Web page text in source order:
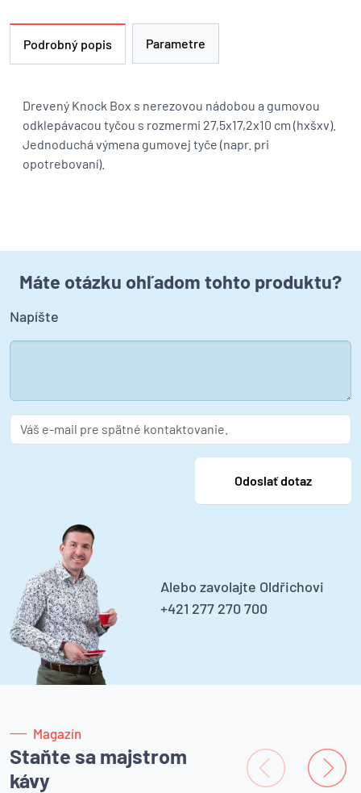
Podrobný popis Parametre
Drevený Knock Box s nerezovou nádobou a gumovou
odklepávacou tyčou s rozmermi 27,5x17,2x10 cm (hxšxv).
Jednoduchá výmena gumovej tyče (napr. pri
opotrebovaní).
Máte otázku ohľadom tohto produktu?
Alebo zavolajte Oldřichovi
+421 277 270 700
Napíšte
Magazín
Staňte sa majstrom
kávy